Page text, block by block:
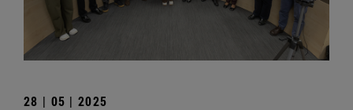
28 | 05 | 2025